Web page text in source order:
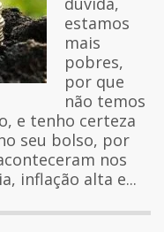
estamos
mais
pobres,
por que
não temos
e tenho certeza
seu bolso, por
nos
inflação alta e...